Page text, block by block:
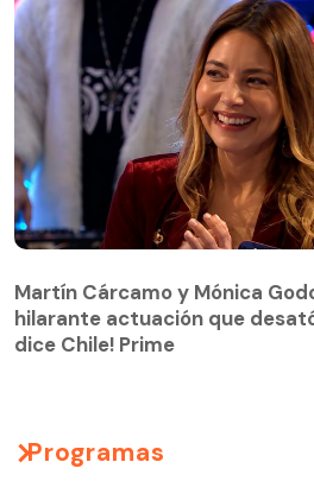
hilarante actuación que
dice Chile! Prime
Martín Cárcamo y Mónica
hilarante actuación que
dice Chile! Prime
Programas